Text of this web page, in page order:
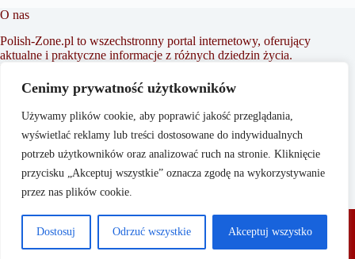
Cenimy prywatność użytkowników
Używamy plików cookie, aby poprawić jakość przeglądania,
wyświetlać reklamy lub treści dostosowane do indywidualnych
potrzeb użytkowników oraz analizować ruch na stronie. Kliknięcie
przycisku „Akceptuj wszystkie” oznacza zgodę na wykorzystywanie
przez nas plików cookie.
Dostosuj Odrzuć wszystkie Akceptuj wszystko
O nas
Polish-Zone.pl to wszechstronny portal internetowy, oferujący
aktualne i praktyczne informacje z różnych dziedzin życia.
czytelników w podejmowaniu świadomych decyzji oraz
inspirowaniu do działania. Dbamy o to, aby nasze artykuły
były zrozumiałe i dostępne dla każdego, niezależnie od
poziomu wiedzy w danym zakresie.
Copyright © 2026 - Polish-
O nas
Polityka Prywatności